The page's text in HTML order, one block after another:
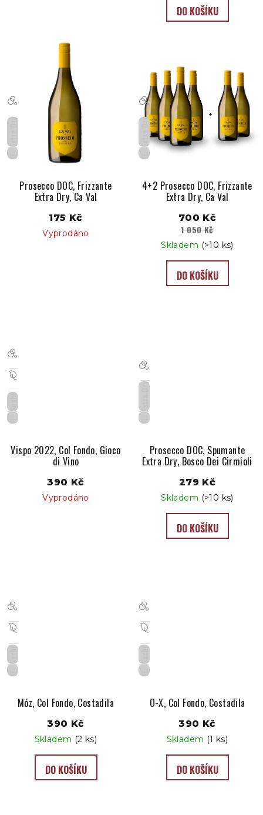
DO KOŠÍKU
IT
Prosecco DOC, Frizzante
Extra Dry, Ca Val
175 Kč
Vyprodáno
IT
Extra Dry
4+2 Prosecco DOC, Frizzante
Extra Dry, Ca Val
700 Kč
1 050 Kč
Skladem (>10 ks)
DO KOŠÍKU
IT
Suché
Vispo 2022, Col Fondo, Gioco
di Vino
390 Kč
Vyprodáno
IT
Prosecco DOC, Spumante
Extra Dry, Bosco Dei Cirmioli
279 Kč
Skladem (>10 ks)
DO KOŠÍKU
IT
Suché
Móz, Col Fondo, Costadila
390 Kč
Skladem (2 ks)
DO KOŠÍKU
IT
Suché
O-X, Col Fondo, Costadila
390 Kč
Skladem (1 ks)
DO KOŠÍKU